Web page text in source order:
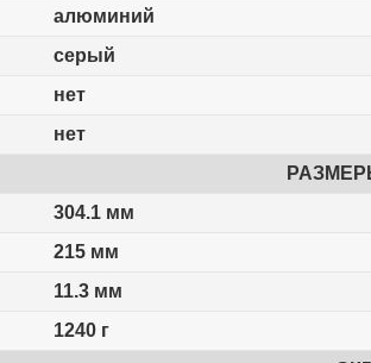
алюминий
серый
нет
нет
304.1 мм
215 мм
11.3 мм
1240 г